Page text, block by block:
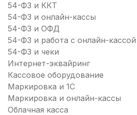
54-ФЗ и ККТ
54-ФЗ и онлайн-кассы
54-ФЗ и ОФД
54-ФЗ и работа с онлайн-кассой
54-ФЗ и чеки
Интернет-эквайринг
Кассовое оборудование
Маркировка и 1С
Маркировка и онлайн-кассы
Облачная касса